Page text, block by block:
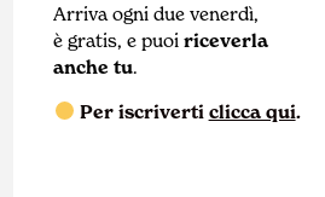
Arriva ogni due venerdì,
è gratis, e puoiriceverla
anche tu.
Per iscriverti clicca qui.